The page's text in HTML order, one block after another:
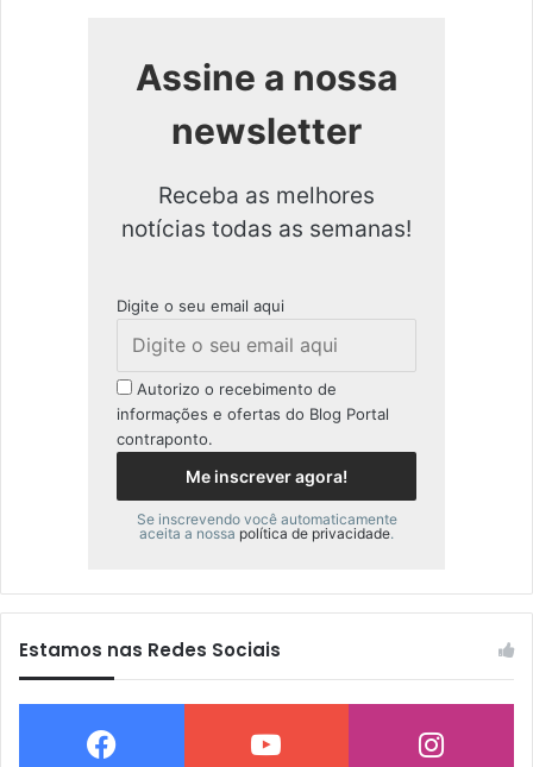
Assine a nossa
newsletter
Receba as melhores
notícias todas as semanas!
Digite o seu email aqui
Autorizo o recebimento de
informações e ofertas do Blog Portal
contraponto.
Se inscrevendo você automaticamente
aceita a nossa política de privacidade.
Estamos nas Redes Sociais